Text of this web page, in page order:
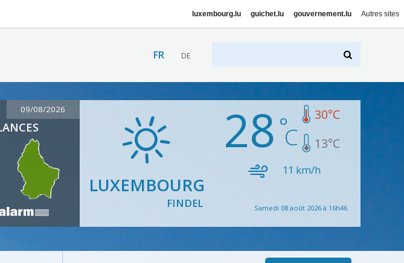
luxembourg.lu guichet.lu gouvernement.lu Autres sites
FR DE
09/08/2026
LUXEMBOURG
FINDEL
28 30°C
13°C
11 km/h
Samedi 08 août 2026 à 16h46